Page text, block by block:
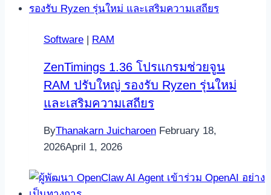
Software | RAM
ZenTimings 1.36 โปรแกรมช่วยจูน
RAM ปรับใหญ่ รองรับ Ryzen รุ่นใหม่
และเสริมความเสถียร
ByThanakarn Juicharoen February 18,
2026April 1, 2026